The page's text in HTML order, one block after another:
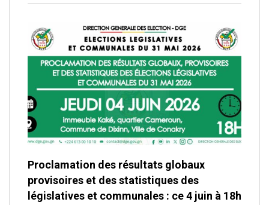
Proclamation des résultats globaux
provisoires et des statistiques des
législatives et communales : ce 4 juin à 18h